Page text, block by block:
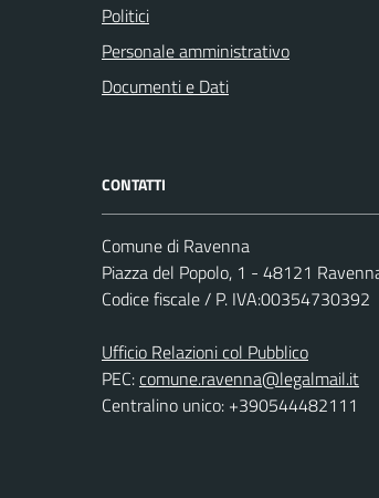
Politici
Personale amministrativo
Documenti e Dati
CONTATTI
Comune di Ravenna
Piazza del Popolo, 1 - 48121
Codice fiscale / P. IVA:00354730392
Ufficio Relazioni col Pubblico
PEC:comune.ravenna@legalmail.it
Centralino unico: +390544482111